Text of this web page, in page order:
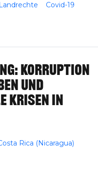
Landrechte Covid-19
Korruption
und
in
Rica (Nicaragua)